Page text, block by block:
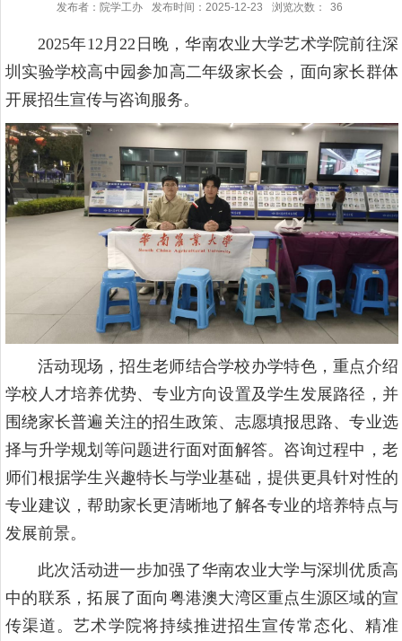
发布者：院学工办 发布时间：2025-12-23 浏览次数： 36
2025年12月22日晚，华南农业大学艺术学院前往深
圳实验学校高中园参加高二年级家长会，面向家长群体
开展招生宣传与咨询服务。
活动现场，招生老师结合学校办学特色，重点介绍
学校人才培养优势、专业方向设置及学生发展路径，并
围绕家长普遍关注的招生政策、志愿填报思路、专业选
择与升学规划等问题进行面对面解答。咨询过程中，老
师们根据学生兴趣特长与学业基础，提供更具针对性的
专业建议，帮助家长更清晰地了解各专业的培养特点与
发展前景。
此次活动进一步加强了华南农业大学与深圳优质高
中的联系，拓展了面向粤港澳大湾区重点生源区域的宣
传渠道。艺术学院将持续推进招生宣传常态化、精准